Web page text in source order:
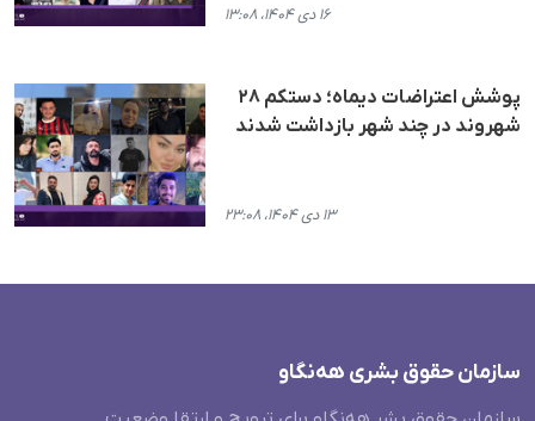
۱۶ دی ۱۴۰۴، ۱۳:۰۸
پوشش اعتراضات دیماه؛ دستکم ٢٨
شهروند در چند شهر بازداشت شدند
۱۳ دی ۱۴۰۴، ۲۳:۰۸
سازمان حقوق بشری هەنگاو